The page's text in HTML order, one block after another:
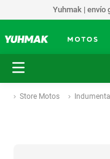
Yuhmak | envío
Store Motos